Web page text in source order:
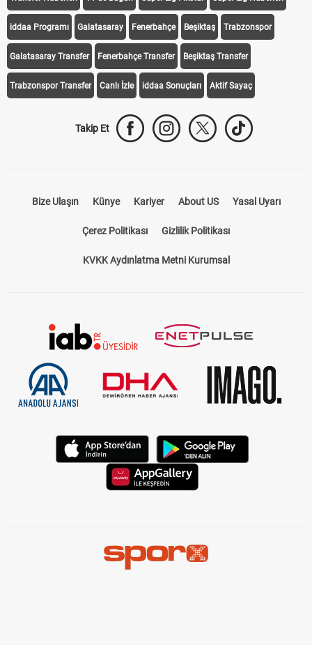
iddaa Programı Galatasaray Fenerbahçe Beşiktaş Trabzonspor
Galatasaray Transfer Fenerbahçe Transfer Beşiktaş Transfer
Trabzonspor Transfer Canlı İzle iddaa Sonuçları Aktif Sayaç
Takip Et
Bize Ulaşın Künye Kariyer About US Yasal Uyarı
Çerez Politikası Gizlilik Politikası
KVKK Aydınlatma Metni Kurumsal